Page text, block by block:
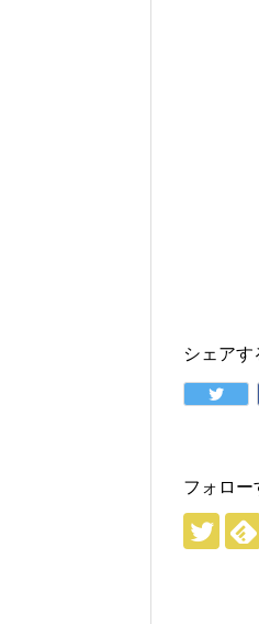
シェアす
フォロー